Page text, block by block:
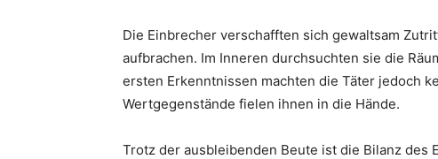
Die Einbrecher verschafften sich gewaltsam
aufbrachen. Im Inneren durchsuchten sie die
ersten Erkenntnissen machten die Täter jedoch
Wertgegenstände fielen ihnen in die Hände.
Trotz der ausbleibenden Beute ist die Bilanz des